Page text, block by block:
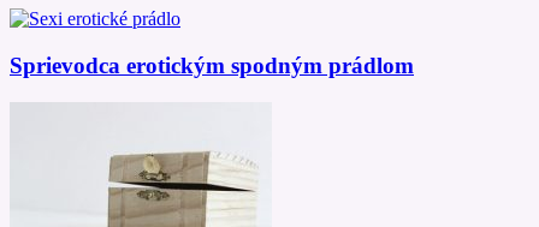
Sprievodca erotickým spodným prádlom